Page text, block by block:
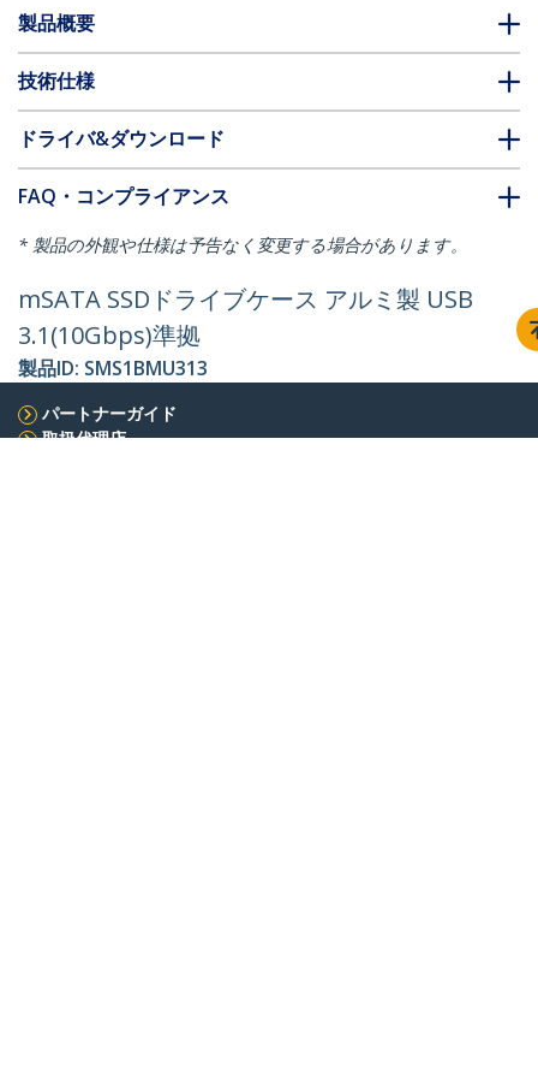
製品概要
技術仕様
ドライバ&ダウンロード
FAQ・コンプライアンス
* 製品の外観や仕様は予告なく変更する場合があります。
mSATA SSDドライブケース アルミ製 USB
3.1(10Gbps)準拠
製品ID: SMS1BMU313
パートナーガイド
取扱代理店